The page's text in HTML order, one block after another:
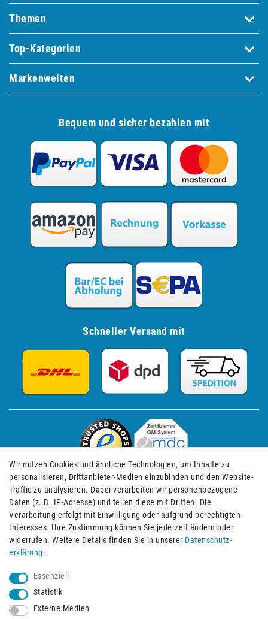
Themen
Top-Kategorien
Markenwelten
Bequem und sicher bezahlen mit
Schneller Versand mit
Impressum Daten­schutz­erklärung AGB
Wir nutzen Cookies und ähnliche Technologien, um Inhalte zu
personalisieren, Drittanbieter-Medien einzubinden und den Website-
Traffic zu analysieren. Dabei verarbeiten wir personenbezogene
Daten (z. B. IP-Adresse) und teilen diese mit Dritten. Die
Verarbeitung erfolgt mit Einwilligung oder aufgrund berechtigten
Interesses. Ihre Zustimmung können Sie jederzeit ändern oder
widerrufen. Weitere Details finden Sie in unserer Daten­schutz­
erklärung.
Essenziell
Statistik
Externe Medien